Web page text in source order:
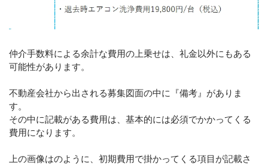
仲介手数料による余計な費用の上乗せは、礼金以外にもある
可能性があります。
不動産会社から出される募集図面の中に『備考』がありま
す。
その中に記載がある費用は、基本的には必須でかかってくる
費用になります。
上の画像はのように、初期費用で掛かってくる項目が記載さ